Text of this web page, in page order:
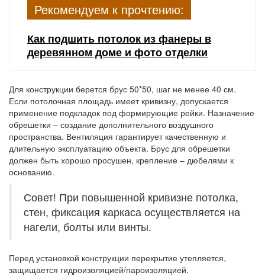
Рекомендуем к прочтению:
Как подшить потолок из фанеры в
деревянном доме и фото отделки
Для конструкции берется брус 50*50, шаг не менее 40 см.
Если потолочная площадь имеет кривизну, допускается
применение подкладок под формирующие рейки. Назначение
обрешетки – создание дополнительного воздушного
пространства. Вентиляция гарантирует качественную и
длительную эксплуатацию объекта. Брус для обрешетки
должен быть хорошо просушен, крепление – дюбелями к
основанию.
Совет! При повышенной кривизне потолка,
стен, фиксация каркаса осуществляется на
нагели, болты или винты.
Перед установкой конструкции перекрытие утепляется,
защищается гидроизоляцией/пароизоляцией.